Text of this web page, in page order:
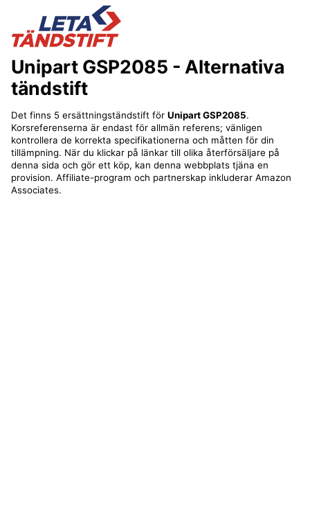
Unipart GSP2085 - Alternativa
tändstift
Det finns 5 ersättningständstift för Unipart GSP2085.
Korsreferenserna är endast för allmän referens; vänligen
kontrollera de korrekta specifikationerna och måtten för din
tillämpning. När du klickar på länkar till olika återförsäljare på
denna sida och gör ett köp, kan denna webbplats tjäna en
provision. Affiliate-program och partnerskap inkluderar Amazon
Associates.